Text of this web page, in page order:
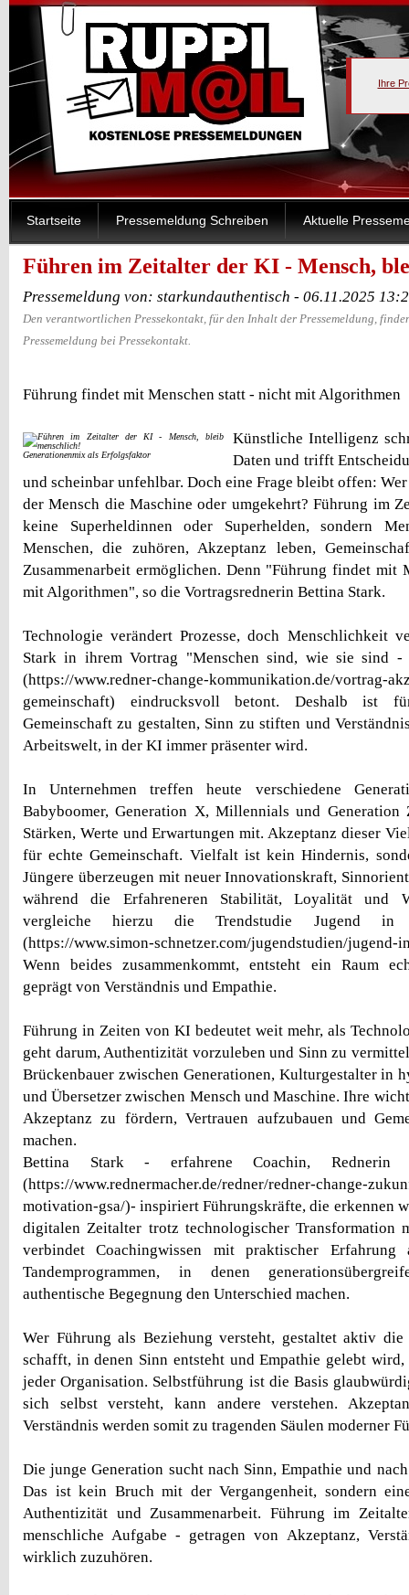
Ihre
Startseite Pressemeldung Schreiben Aktuelle
Führen im Zeitalter der KI - Mensch,
Pressemeldung von: starkundauthentisch - 06.11.2025
Den verantwortlichen Pressekontakt, für den Inhalt der Pressemeldung,
Pressemeldung bei Pressekontakt.
Führung findet mit Menschen statt - nicht mit Algorithmen
Generationenmix als Erfolgsfaktor
Künstliche Intelligenz
Daten und trifft
und scheinbar unfehlbar. Doch eine Frage bleibt offen:
der Mensch die Maschine oder umgekehrt? Führung im
keine Superheldinnen oder Superhelden, sondern
Menschen, die zuhören, Akzeptanz leben,
Zusammenarbeit ermöglichen. Denn "Führung findet mit
mit Algorithmen", so die Vortragsrednerin Bettina Stark.
Technologie verändert Prozesse, doch Menschlichkeit
Stark in ihrem Vortrag "Menschen sind, wie sie sind
(https://www.redner-change-kommunikation.de/vortrag-
gemeinschaft) eindrucksvoll betont. Deshalb ist
Gemeinschaft zu gestalten, Sinn zu stiften und
Arbeitswelt, in der KI immer präsenter wird.
In Unternehmen treffen heute verschiedene
Babyboomer, Generation X, Millennials und Generation
Stärken, Werte und Erwartungen mit. Akzeptanz dieser
für echte Gemeinschaft. Vielfalt ist kein Hindernis,
Jüngere überzeugen mit neuer Innovationskraft,
während die Erfahreneren Stabilität, Loyalität und
vergleiche hierzu die Trendstudie Jugend in
(https://www.simon-schnetzer.com/jugendstudien/jugend-
Wenn beides zusammenkommt, entsteht ein Raum
geprägt von Verständnis und Empathie.
Führung in Zeiten von KI bedeutet weit mehr, als
geht darum, Authentizität vorzuleben und Sinn zu
Brückenbauer zwischen Generationen, Kulturgestalter in
und Übersetzer zwischen Mensch und Maschine. Ihre
Akzeptanz zu fördern, Vertrauen aufzubauen und
machen.
Bettina Stark - erfahrene Coachin, Rednerin
(https://www.rednermacher.de/redner/redner-change-
motivation-gsa/)- inspiriert Führungskräfte, die erkennen
digitalen Zeitalter trotz technologischer Transformation
verbindet Coachingwissen mit praktischer
Tandemprogrammen, in denen
authentische Begegnung den Unterschied machen.
Wer Führung als Beziehung versteht, gestaltet aktiv
schafft, in denen Sinn entsteht und Empathie gelebt wird,
jeder Organisation. Selbstführung ist die Basis
sich selbst versteht, kann andere verstehen.
Verständnis werden somit zu tragenden Säulen moderner
Die junge Generation sucht nach Sinn, Empathie und
Das ist kein Bruch mit der Vergangenheit, sondern
Authentizität und Zusammenarbeit. Führung im
menschliche Aufgabe - getragen von Akzeptanz,
wirklich zuzuhören.